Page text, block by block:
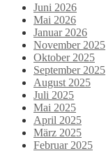
Juni 2026
Mai 2026
Januar 2026
November 2025
Oktober 2025
September 2025
August 2025
Juli 2025
Mai 2025
April 2025
März 2025
Februar 2025